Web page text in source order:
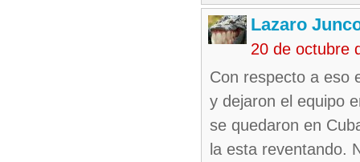
Lazaro
20 de octubre
Con respecto a eso
y dejaron el equipo
se quedaron en
la esta reventando.